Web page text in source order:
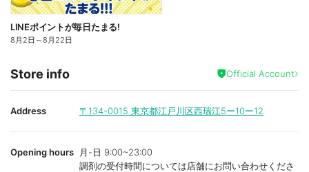
LINEポイントが毎日たまる!
8月2日 ～8月22日
Store info Official Account
Address 〒134-0015 東京都江戸川区西瑞江5ー10ー12
Opening hours
月-日 9:00~23:00
調剤の受付時間については店舗にお問い合わせくださ